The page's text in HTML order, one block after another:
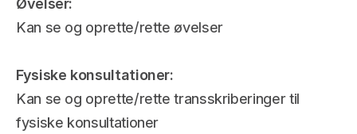
Øvelser:
Kan se og oprette/rette øvelser
Fysiske konsultationer:
Kan se og oprette/rette transskriberinger til
fysiske konsultationer